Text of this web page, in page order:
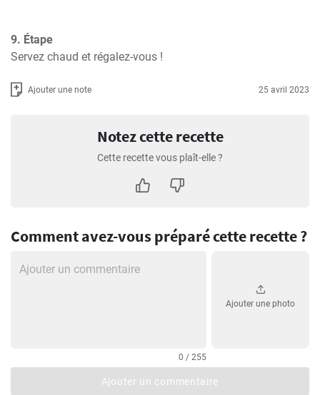
9. Étape
Servez chaud et régalez-vous !
Ajouter une note 25 avril 2023
Notez cette recette
Cette recette vous plaît-elle ?
Comment avez-vous préparé cette recette ?
0 / 255
Ajouter une photo
Ajouter un commentaire